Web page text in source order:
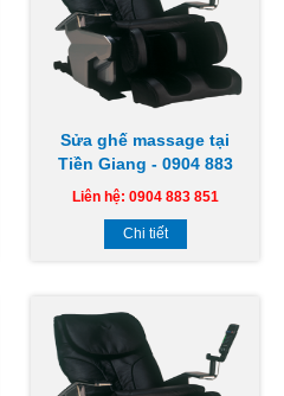
Sửa ghế massage tại
Tiền Giang - 0904 883
851
Liên hệ: 0904 883 851
Chi tiết